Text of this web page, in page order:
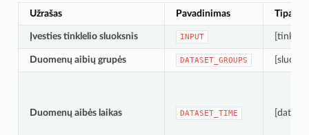
Užrašas Pavadinimas Tipas
Įvesties tinklelio sluoksnis INPUT
Duomenų aibių grupės DATASET_GROUPS
Duomenų aibės laikas DATASET_TIME